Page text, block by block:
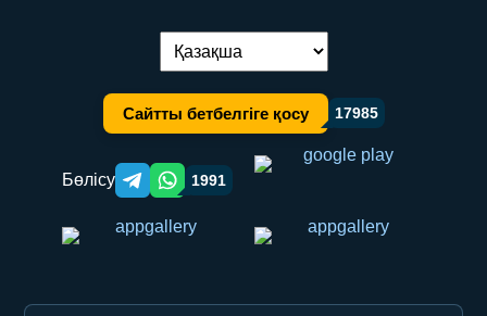
Тілді ауыстыру:
Сайтты бетбелгіге қосу 17985
Бөлісу Telegram orqali ulashish
WhatsApp orqali ulashish
1991